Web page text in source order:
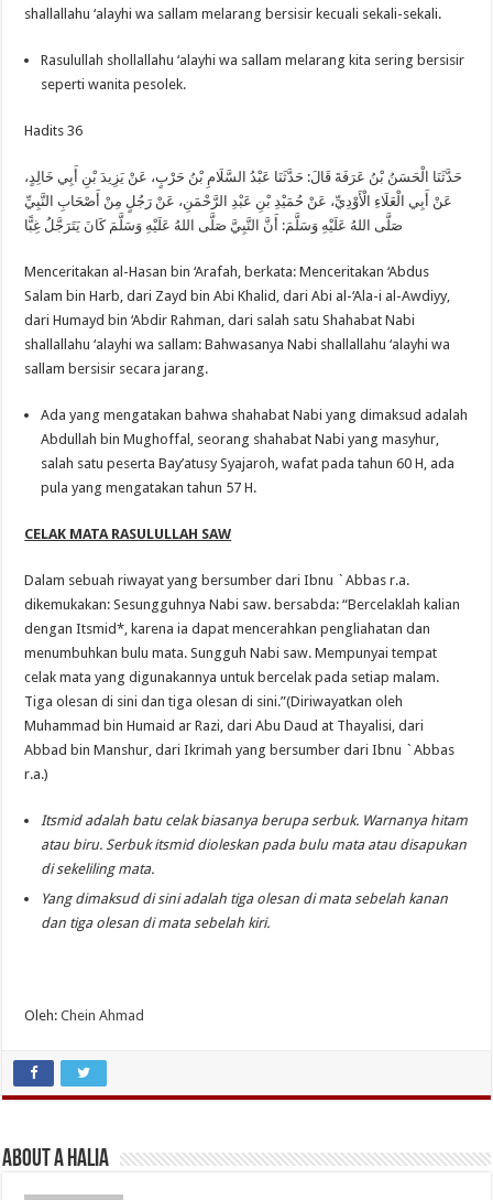
shallallahu ‘alayhi wa sallam melarang bersisir kecuali sekali-sekali.
Rasulullah shollallahu ‘alayhi wa sallam melarang kita sering bersisir
seperti wanita pesolek.
Hadits 36
حَدَّثَنَا الْحَسَنُ بْنُ عَرَفَةَ قَالَ: حَدَّثَنَا عَبْدُ السَّلَامِ بْنُ حَرْبٍ، عَنْ يَزِيدَ بْنِ أَبِي خَالِدٍ،
عَنْ أَبِي الْعَلَاءِ الْأَوْدِيِّ، عَنْ حُمَيْدِ بْنِ عَبْدِ الرَّحْمَنِ، عَنْ رَجُلٍ مِنْ أَصْحَابِ النَّبِيِّ
صَلَّى اللهُ عَلَيْهِ وَسَلَّمَ: أَنَّ النَّبِيَّ صَلَّى اللهُ عَلَيْهِ وَسَلَّمَ كَانَ يَتَرَجَّلُ غِبًّا
Menceritakan al-Hasan bin ‘Arafah, berkata: Menceritakan ‘Abdus
Salam bin Harb, dari Zayd bin Abi Khalid, dari Abi al-‘Ala-i al-Awdiyy,
dari Humayd bin ‘Abdir Rahman, dari salah satu Shahabat Nabi
shallallahu ‘alayhi wa sallam: Bahwasanya Nabi shallallahu ‘alayhi wa
sallam bersisir secara jarang.
Ada yang mengatakan bahwa shahabat Nabi yang dimaksud adalah
Abdullah bin Mughoffal, seorang shahabat Nabi yang masyhur,
salah satu peserta Bay’atusy Syajaroh, wafat pada tahun 60 H, ada
pula yang mengatakan tahun 57 H.
CELAK MATA RASULULLAH SAW
Dalam sebuah riwayat yang bersumber dari Ibnu `Abbas r.a.
dikemukakan: Sesungguhnya Nabi saw. bersabda: “Bercelaklah kalian
dengan Itsmid*, karena ia dapat mencerahkan pengliahatan dan
menumbuhkan bulu mata. Sungguh Nabi saw. Mempunyai tempat
celak mata yang digunakannya untuk bercelak pada setiap malam.
Tiga olesan di sini dan tiga olesan di sini.”(Diriwayatkan oleh
Muhammad bin Humaid ar Razi, dari Abu Daud at Thayalisi, dari
Abbad bin Manshur, dari Ikrimah yang bersumber dari Ibnu `Abbas
r.a.)
Itsmid adalah batu celak biasanya berupa serbuk. Warnanya hitam
atau biru. Serbuk itsmid dioleskan pada bulu mata atau disapukan
di sekeliling mata.
Yang dimaksud di sini adalah tiga olesan di mata sebelah kanan
dan tiga olesan di mata sebelah kiri.
Oleh:Chein Ahmad
About A Halia